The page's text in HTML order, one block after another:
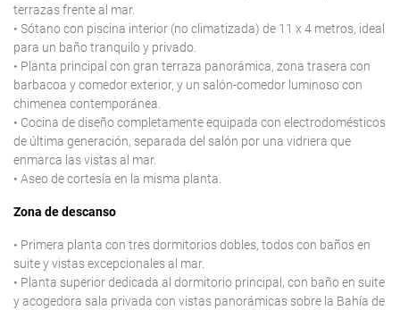
terrazas frente al mar.
• Sótano con piscina interior (no climatizada) de 11 x 4 metros, ideal
para un baño tranquilo y privado.
• Planta principal con gran terraza panorámica, zona trasera con
barbacoa y comedor exterior, y un salón-comedor luminoso con
chimenea contemporánea.
• Cocina de diseño completamente equipada con electrodomésticos
de última generación, separada del salón por una vidriera que
enmarca las vistas al mar.
• Aseo de cortesía en la misma planta.
Zona de descanso
• Primera planta con tres dormitorios dobles, todos con baños en
suite y vistas excepcionales al mar.
• Planta superior dedicada al dormitorio principal, con baño en suite
y acogedora sala privada con vistas panorámicas sobre la Bahía de